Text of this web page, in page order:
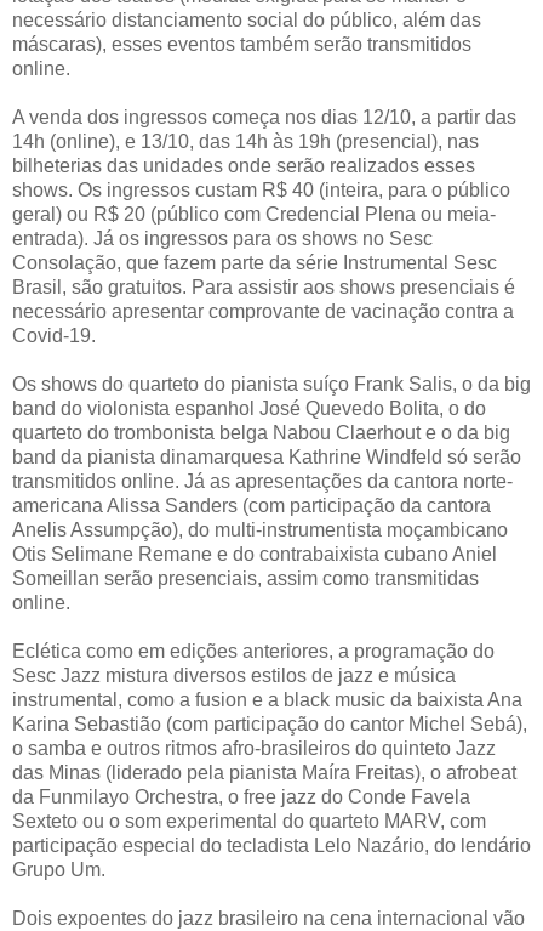
necessário distanciamento social do público, além das
máscaras), esses eventos também serão transmitidos
online.
A venda dos ingressos começa nos dias 12/10, a partir das
14h (online), e 13/10, das 14h às 19h (presencial), nas
bilheterias das unidades onde serão realizados esses
shows. Os ingressos custam R$ 40 (inteira, para o público
geral) ou R$ 20 (público com Credencial Plena ou meia-
entrada). Já os ingressos para os shows no Sesc
Consolação, que fazem parte da série Instrumental Sesc
Brasil, são gratuitos. Para assistir aos shows presenciais é
necessário apresentar comprovante de vacinação contra a
Covid-19.
Os shows do quarteto do pianista suíço Frank Salis, o da big
band do violonista espanhol José Quevedo Bolita, o do
quarteto do trombonista belga Nabou Claerhout e o da big
band da pianista dinamarquesa Kathrine Windfeld só serão
transmitidos online. Já as apresentações da cantora norte-
americana Alissa Sanders (com participação da cantora
Anelis Assumpção), do multi-instrumentista moçambicano
Otis Selimane Remane e do contrabaixista cubano Aniel
Someillan serão presenciais, assim como transmitidas
online.
Eclética como em edições anteriores, a programação do
Sesc Jazz mistura diversos estilos de jazz e música
instrumental, como a fusion e a black music da baixista Ana
Karina Sebastião (com participação do cantor Michel Sebá),
o samba e outros ritmos afro-brasileiros do quinteto Jazz
das Minas (liderado pela pianista Maíra Freitas), o afrobeat
da Funmilayo Orchestra, o free jazz do Conde Favela
Sexteto ou o som experimental do quarteto MARV, com
participação especial do tecladista Lelo Nazário, do lendário
Grupo Um.
Dois expoentes do jazz brasileiro na cena internacional vão